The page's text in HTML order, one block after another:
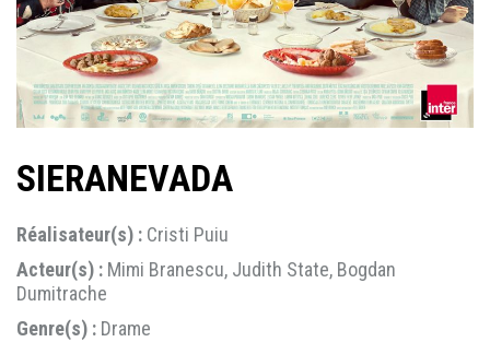
SIERANEVADA
Réalisateur(s) : Cristi Puiu
Acteur(s) : Mimi Branescu, Judith State, Bogdan
Dumitrache
Genre(s) : Drame